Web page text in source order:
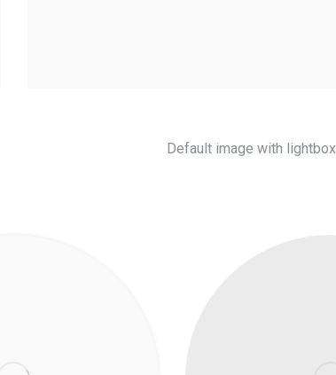
Default image with lightbox